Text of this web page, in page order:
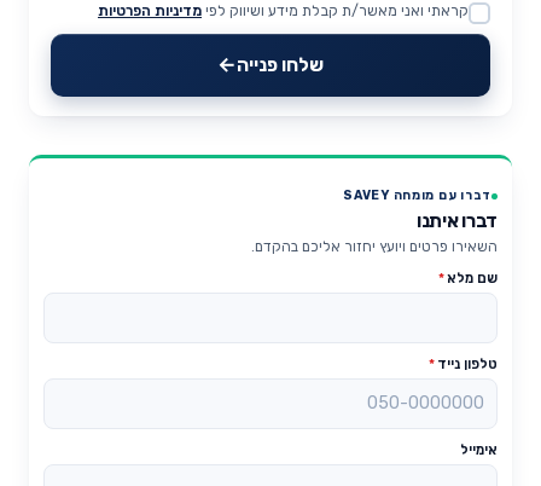
Website
קראתי ואני מאשר/ת קבלת מידע ושיווק לפי מדיניות הפרטיות
שלחו פנייה
דברו עם מומחה SAVEY
דברו איתנו
השאירו פרטים ויועץ יחזור אליכם בהקדם.
שם מלא*
טלפון נייד *
אימייל